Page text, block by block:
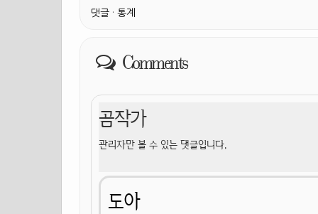
댓글 · 통계
Comments
곰작가
관리자만 볼 수 있는 댓글입니다.
도아